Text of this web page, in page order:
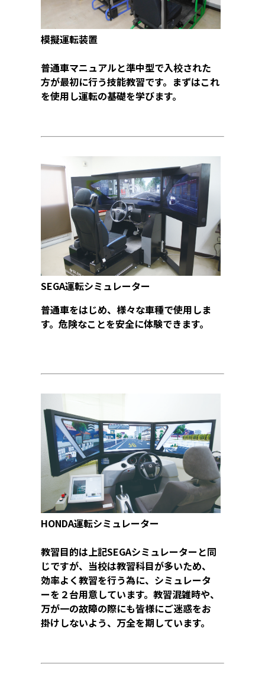
模擬運転装置
普通車マニュアルと準中型で入校された
方が最初に行う技能教習です。まずはこれ
を使用し運転の基礎を学びます。
SEGA運転シミュレーター
普通車をはじめ、様々な車種で使用しま
す。危険なことを安全に体験できます。
HONDA運転シミュレーター
教習目的は上記SEGAシミュレーターと同
じですが、当校は教習科目が多いため、
効率よく教習を行う為に、シミュレータ
ーを２台用意しています。教習混雑時や、
万が一の故障の際にも皆様にご迷惑をお
掛けしないよう、万全を期しています。